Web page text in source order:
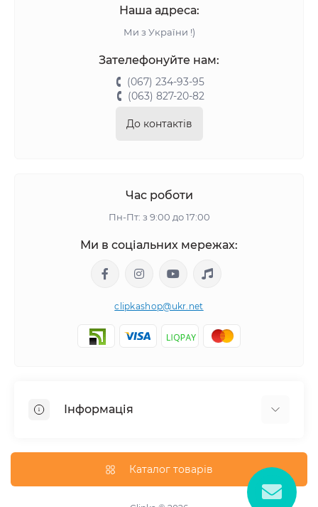
Наша адреса:
Ми з України !)
Зателефонуйте нам:
(067) 234-93-95
(063) 827-20-82
До контактів
Час роботи
Пн-Пт: з 9:00 до 17:00
Ми в соціальних мережах:
clipkashop@ukr.net
Інформація
Контакти
Каталог товарів